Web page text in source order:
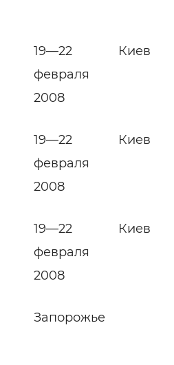
19—22
февраля
2008
Киев
19—22
февраля
2008
Киев
19—22
февраля
2008
Киев
Запорожье